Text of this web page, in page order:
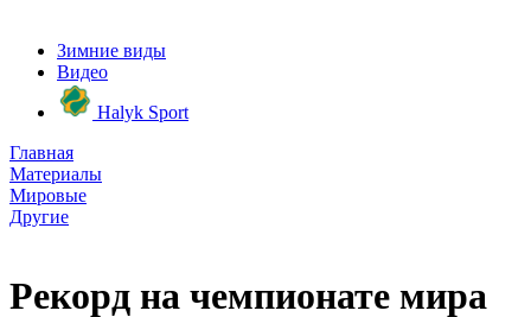
Зимние виды
Видео
Halyk Sport
Главная
Материалы
Мировые
Другие
Рекорд на чемпионате мира